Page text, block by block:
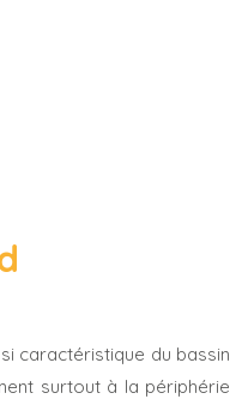
caractéristique du bassin
surtout à la périphérie